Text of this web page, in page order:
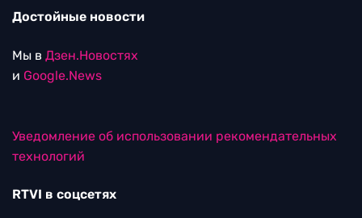
Достойные новости
Мы в Дзен.Новостях
и Google.News
Уведомление об использовании рекомендательных
технологий
RTVI в соцсетях